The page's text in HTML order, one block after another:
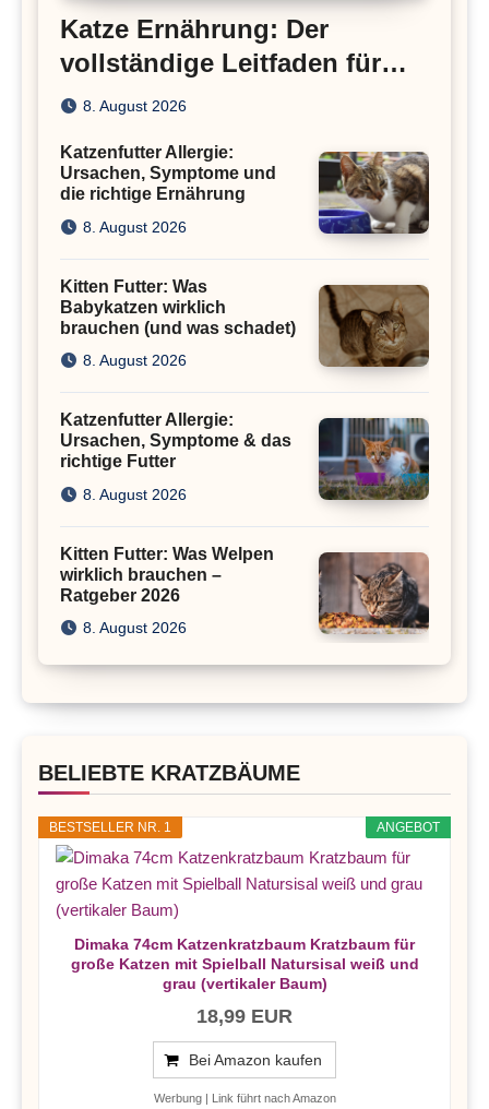
Katze Ernährung: Der
vollständige Leitfaden für
eine gesunde Katze
8. August 2026
Katzenfutter Allergie:
Ursachen, Symptome und
die richtige Ernährung
8. August 2026
Kitten Futter: Was
Babykatzen wirklich
brauchen (und was schadet)
8. August 2026
Katzenfutter Allergie:
Ursachen, Symptome & das
richtige Futter
8. August 2026
Kitten Futter: Was Welpen
wirklich brauchen –
Ratgeber 2026
8. August 2026
BELIEBTE KRATZBÄUME
ANGEBOT
BESTSELLER NR. 1
Dimaka 74cm Katzenkratzbaum Kratzbaum für
große Katzen mit Spielball Natursisal weiß und
grau (vertikaler Baum)
18,99 EUR
Bei Amazon kaufen
Werbung | Link führt nach Amazon